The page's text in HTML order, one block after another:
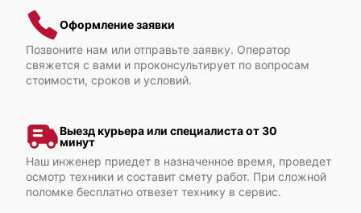
Cisco UCS C250 M1
Cisco UCS C240 M5
Оформление заявки
Позвоните нам или отправьте заявку. Оператор
свяжется с вами и проконсультирует по вопросам
стоимости, сроков и условий.
Выезд курьера или специалиста от 30
минут
Наш инженер приедет в назначенное время, проведет
осмотр техники и составит смету работ. При сложной
поломке бесплатно отвезет технику в сервис.